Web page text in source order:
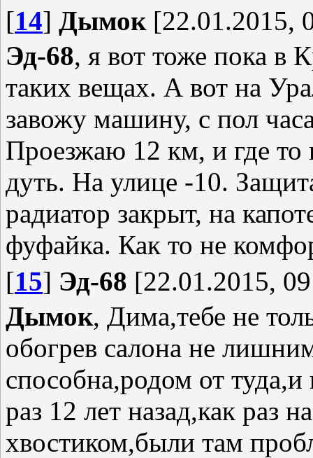
[14] Дымок[22.01.2015,
Эд-68, я вот тоже пока в
таких вещах. А вот на
завожу машину, с пол
Проезжаю 12 км, и где то
дуть. На улице -10.
радиатор закрыт, на
фуфайка. Как то не
[15] Эд-68 [22.01.2015,
Дымок, Дима,тебе не
обогрев салона не
способна,родом от
раз 12 лет назад,как раз
хвостиком,были там